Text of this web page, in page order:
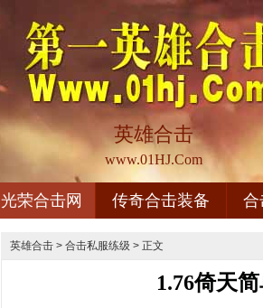
英雄合击
www.01HJ.Com
光荣合击网 传奇合击装备 合
英雄合击 > 合击私服练级 > 正文
1.76倚天